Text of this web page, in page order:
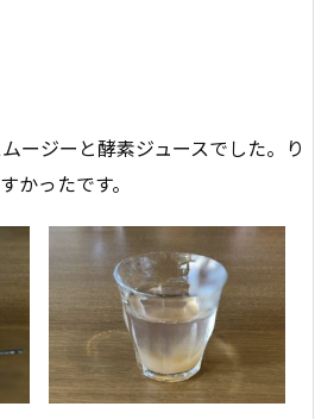
ージーと酵素ジュースでした。り
かったです。